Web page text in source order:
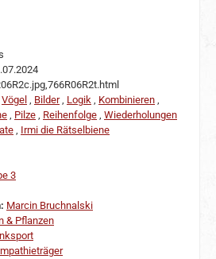
Vögel , Bilder, Logik , Kombinieren ,
, Pilze , Reihenfolge , Wiederholungen
, Irmi die Rätselbiene
3
Marcin Bruchnalski
& Pflanzen